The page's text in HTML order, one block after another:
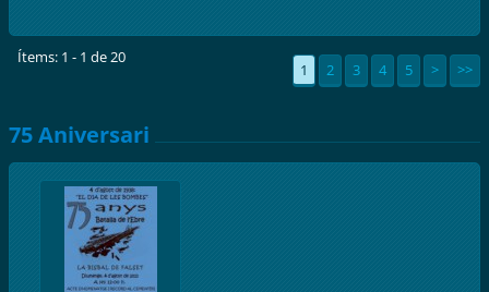
Ítems: 1 - 1 de 20
1 2 3 4 5 > >>
75 Aniversari